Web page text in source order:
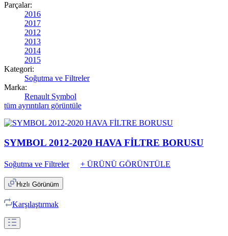
Parçalar:
2016
2017
2012
2013
2014
2015
Kategori:
Soğutma ve Filtreler
Marka:
Renault Symbol
tüm ayrıntıları görüntüle
SYMBOL 2012-2020 HAVA FİLTRE BORUSU
Soğutma ve Filtreler + ÜRÜNÜ GÖRÜNTÜLE
Hızlı Görünüm
Karşılaştırmak